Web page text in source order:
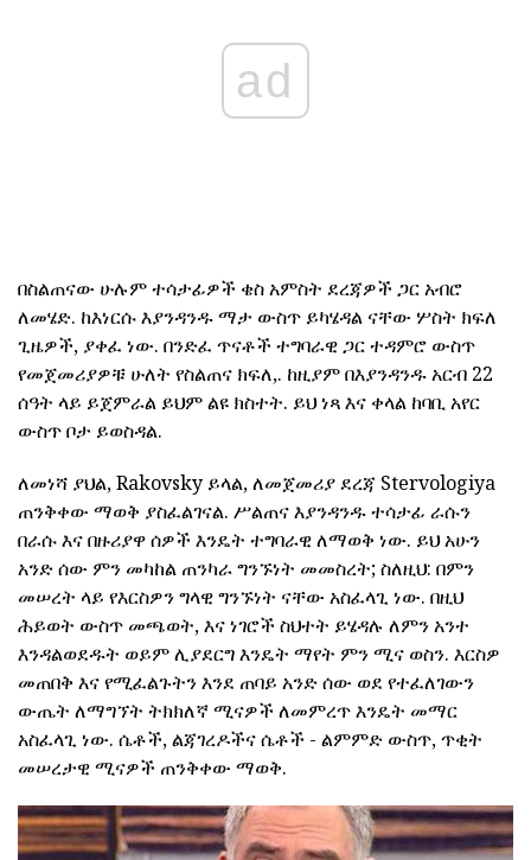
ad
በስልጠናው ሁሉም ተሳታፊዎች ቄስ አምስት ደረጃዎች ጋር አብሮ
ለመሄድ. ከእነርሱ እያንዳንዱ ማታ ውስጥ ይካሄዳል ናቸው ሦስት ክፍለ
ጊዜዎች, ያቀፈ ነው. በንድፈ ጥናቶች ተግባራዊ ጋር ተዳምሮ ውስጥ
የመጀመሪያዎቹ ሁለት የስልጠና ክፍለ,. ከዚያም በእያንዳንዱ አርብ 22
ሰዓት ላይ ይጀምራል ይህም ልዩ ክስተት. ይህ ነጻ እና ቀላል ከባቢ አየር
ውስጥ ቦታ ይወስዳል.
ለመነሻ ያህል, Rakovsky ይላል, ለመጀመሪያ ደረጃ Stervologiya
ጠንቅቀው ማወቅ ያስፈልገናል. ሥልጠና እያንዳንዱ ተሳታፊ ራሱን
በራሱ እና በዙሪያዋ ሰዎች እንዴት ተግባራዊ ለማወቅ ነው. ይህ አሁን
አንድ ሰው ምን መካከል ጠንካራ ግንኙነት መመስረት; ስለዚህ: በምን
መሠረት ላይ የእርስዎን ግላዊ ግንኙነት ናቸው አስፈላጊ ነው. በዚህ
ሕይወት ውስጥ መጫወት, እና ነገሮች ስህተት ይሄዳሉ ለምን አንተ
እንዳልወደዱት ወይም ሊያደርግ እንዴት ማየት ምን ሚና ወስን. እርስዎ
መጠበቅ እና የሚፈልጉትን እንደ ጠባይ አንድ ሰው ወደ የተፈለገውን
ውጤት ለማግኘት ትክክለኛ ሚናዎች ለመምረጥ እንዴት መማር
አስፈላጊ ነው. ሴቶች, ልጃገረዶችና ሴቶች - ልምምድ ውስጥ, ጥቂት
መሠረታዊ ሚናዎች ጠንቅቀው ማወቅ.